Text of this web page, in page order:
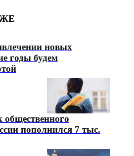
новых
годы будем
пополнился 7 тыс.